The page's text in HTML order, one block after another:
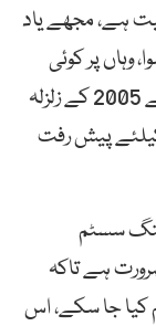
ہے، مجھے یاد
وہاں پر کوئی
ڈیزاسٹر مینجمنٹ نہیں تھا لیکن پاکستان نے 2005 کے زلزلہ
پیش رفت
سسٹم
ہے تاکہ
کیا جا سکے، اس